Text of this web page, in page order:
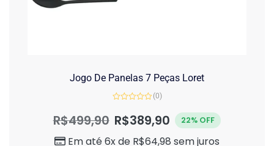
Jogo De Panelas 7 Peças Loret
de
(0)
R$499,90 R$389,90 22% OFF
Em até 6x de R$64,98 sem juros